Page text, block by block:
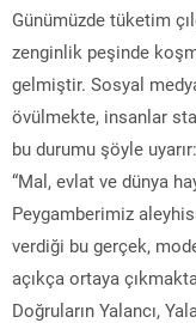
Günümüzde tüketim
zenginlik peşinde
gelmiştir. Sosyal
övülmekte, insanlar
bu durumu şöyle uyarır:
“Mal, evlat ve dünya
Peygamberimiz
verdiği bu gerçek,
açıkça ortaya
Doğruların Yalancı,